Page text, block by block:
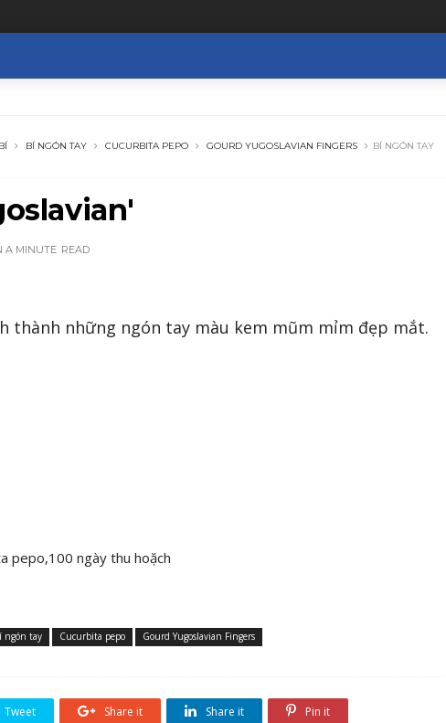
BÍ BÍ NGÓN TAY CUCURBITA PEPO GOURD YUGOSLAVIAN FINGERS
BÍ NGÓN TAY
A MINUTE READ
thành những ngón tay màu kem mũm mỉm đẹp mắt.
pepo,100 ngày thu hoặch
ngón tay Cucurbita pepo Gourd Yugoslavian Fingers
Tweet Share it Share it Pin it